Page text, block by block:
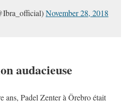
November 28, 2018
audacieuse
ans, Padel Zenter à Örebro était